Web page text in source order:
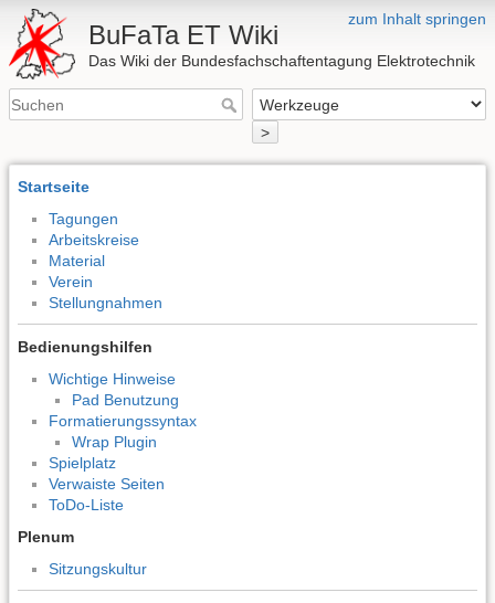
zum Inhalt springen
BuFaTa ET Wiki
Das Wiki der Bundesfachschaftentagung Elektrotechnik
>
Startseite
Tagungen
Arbeitskreise
Material
Verein
Stellungnahmen
Bedienungshilfen
Wichtige Hinweise
Pad Benutzung
Formatierungssyntax
Wrap Plugin
Spielplatz
Verwaiste Seiten
ToDo-Liste
Plenum
Sitzungskultur